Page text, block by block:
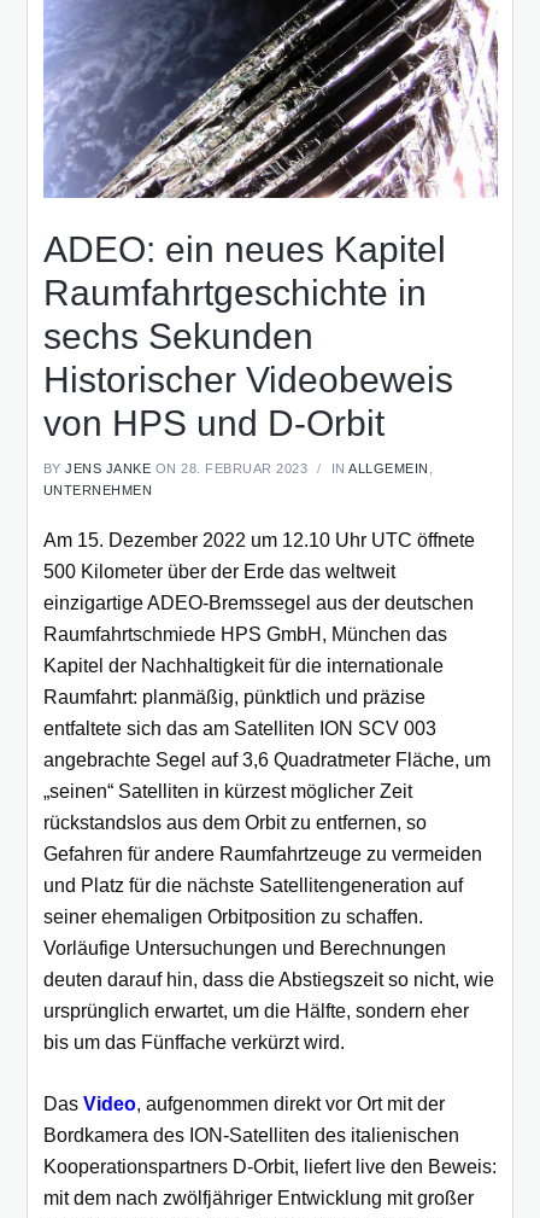
ADEO: ein neues Kapitel
Raumfahrtgeschichte in
sechs Sekunden
Historischer Videobeweis
von HPS und D-Orbit
BY JENS JANKE ON 28. FEBRUAR 2023 IN ALLGEMEIN
UNTERNEHMEN
Am 15. Dezember 2022 um 12.10 Uhr UTC öffnete
500 Kilometer über der Erde das weltweit
einzigartige ADEO-Bremssegel aus der deutschen
Raumfahrtschmiede HPS GmbH, München das
Kapitel der Nachhaltigkeit für die internationale
Raumfahrt: planmäßig, pünktlich und präzise
entfaltete sich das am Satelliten ION SCV 003
angebrachte Segel auf 3,6 Quadratmeter Fläche, um
„seinen“ Satelliten in kürzest möglicher Zeit
rückstandslos aus dem Orbit zu entfernen, so
Gefahren für andere Raumfahrtzeuge zu vermeiden
und Platz für die nächste Satellitengeneration auf
seiner ehemaligen Orbitposition zu schaffen.
Vorläufige Untersuchungen und Berechnungen
deuten darauf hin, dass die Abstiegszeit so nicht, wie
ursprünglich erwartet, um die Hälfte, sondern eher
bis um das Fünffache verkürzt wird.
Das Video, aufgenommen direkt vor Ort mit der
Bordkamera des ION-Satelliten des italienischen
Kooperationspartners D-Orbit, liefert live den Beweis:
mit dem nach zwölfjähriger Entwicklung mit großer